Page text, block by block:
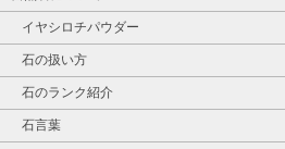
イヤシロチパウダー
石の扱い方
石のランク紹介
石言葉